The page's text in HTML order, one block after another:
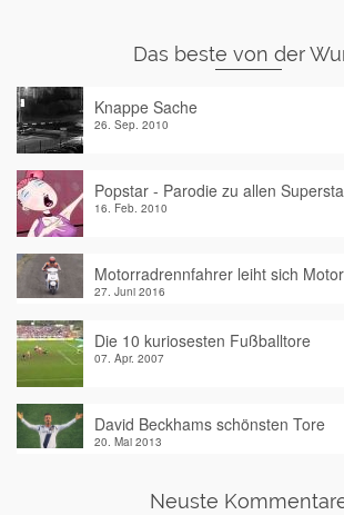
Das beste von der
Knappe Sache
26. Sep. 2010
Popstar - Parodie zu allen
16. Feb. 2010
Motorradrennfahrer leiht sich
27. Juni 2016
Die 10 kuriosesten Fußballtore
07. Apr. 2007
David Beckhams schönsten Tore
20. Mai 2013
Neuste